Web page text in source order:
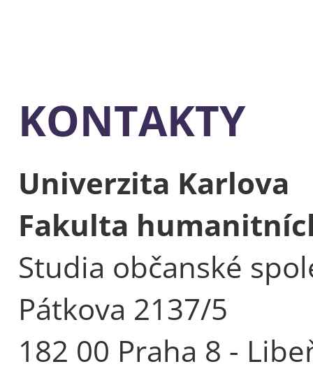
KONTAKTY
Univerzita Karlova
Fakulta
Studia občanské
Pátkova 2137/5
182 00 Praha 8 -